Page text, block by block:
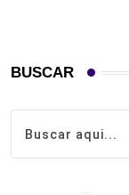
BUSCAR